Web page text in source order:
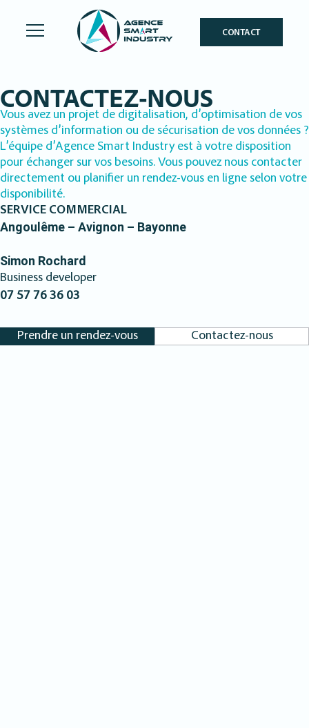
CONTACT
CONTACTEZ-NOUS
Vous avez un projet de digitalisation, d’optimisation de vos
systèmes d’information ou de sécurisation de vos données ?
L’équipe d’Agence Smart Industry est à votre disposition
pour échanger sur vos besoins. Vous pouvez nous contacter
directement ou planifier un rendez-vous en ligne selon votre
disponibilité.
SERVICE COMMERCIAL
Angoulême – Avignon – Bayonne
Simon Rochard
Business developer
07 57 76 36 03
Prendre un rendez-vous Contactez-nous